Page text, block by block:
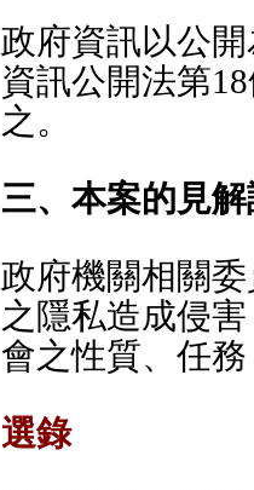
政府資訊以公
資訊公開法第
之。
三、本案的見
政府機關相關
之隱私造成侵
會之性質、任
選錄